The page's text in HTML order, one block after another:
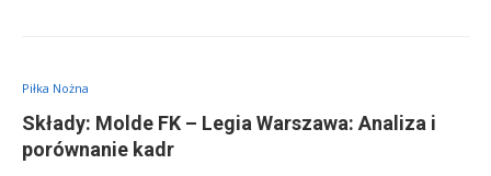
Piłka Nożna
Składy: Molde FK – Legia Warszawa: Analiza i
porównanie kadr